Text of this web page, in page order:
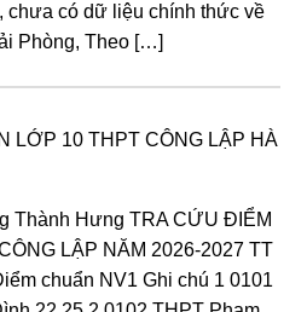
chưa có dữ liệu chính thức về
Phòng, Theo […]
LỚP 10 THPT CÔNG LẬP HÀ
Thành Hưng TRA CỨU ĐIỂM
LẬP NĂM 2026-2027 TT
chuẩn NV1 Ghi chú 1 0101